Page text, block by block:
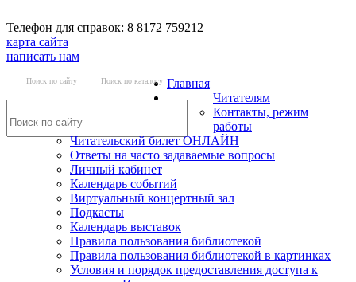
Телефон для справок: 8 8172 759212
карта сайта
написать нам
Поиск по сайту Поиск по каталогу Главная
Читателям
Контакты, режим
работы
Читательский билет ОНЛАЙН
Ответы на часто задаваемые вопросы
Личный кабинет
Календарь событий
Виртуальный концертный зал
Подкасты
Календарь выставок
Правила пользования библиотекой
Правила пользования библиотекой в картинках
Условия и порядок предоставления доступа к